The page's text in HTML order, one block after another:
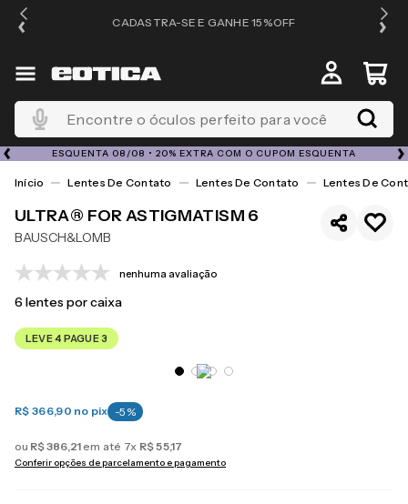
CADASTRA-SE E GANHE 15%OFF
Encontre o óculos perfeito para você
ESQUENTA 08/08 • 20% EXTRA COM O CUPOM ESQUENTA
Lentes De Contato Lentes De Contato Lentes De
ULTRA® FOR ASTIGMATISM 6
BAUSCH&LOMB
nenhuma avaliação
6 lentes por caixa
LEVE 4 PAGUE 3
R$ 366,90 no pix -5 %
ou R$386,21 em até 7x R$55,17
Conferir opções de parcelamento e pagamento